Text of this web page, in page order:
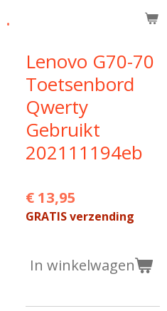
.
Lenovo G70-70
Toetsenbord
Qwerty
Gebruikt
202111194eb
€ 13,95
GRATIS verzending
In winkelwagen